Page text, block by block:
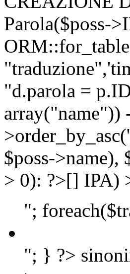
Parola($poss-
"d.parola =
array("name"))
$poss-
> 0): ?>[] IPA)
";
"; } ?>